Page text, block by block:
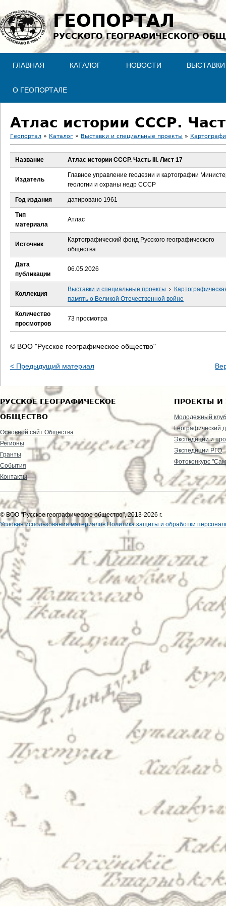
Jump to navigation
ГЕОПОРТАЛ
РУССКОГО ГЕОГРАФИЧЕСКОГО
ГЛАВНАЯ КАТАЛОГ НОВОСТИ ВЫСТАВКИ
О ГЕОПОРТАЛЕ
Атлас истории СССР.
В
з
д
е
ь
Геопортал » Каталог » Выставки и специальные проекты »
Название Атлас истории СССР. Часть III. Лист 17
Издатель
Главное управление геодезии и картографии
геологии и охраны недр СССР
Год издания датировано 1961
Тип
материала
Атлас
Источник
Картографический фонд Русского географического
общества
Дата
публикации
06.05.2026
Коллекция
Выставки и специальные проекты ›
память о Великой Отечественной войне
Количество
просмотров
73 просмотра
© ВОО "Русское географическое общество"
< Предыдущий материал
РУССКОЕ ГЕОГРАФИЧЕСКОЕ
ОБЩЕСТВО
Основной сайт Общества
Регионы
Гранты
События
Контакты
ПРОЕКТЫ И
Молодежный клуб
Географический
Экспедиции и
Экспедиции РГО
Фотоконкурс
© ВОО "Русское географическое общество", 2013-2026 г.
Условия использования материалов Политика защиты и обработки